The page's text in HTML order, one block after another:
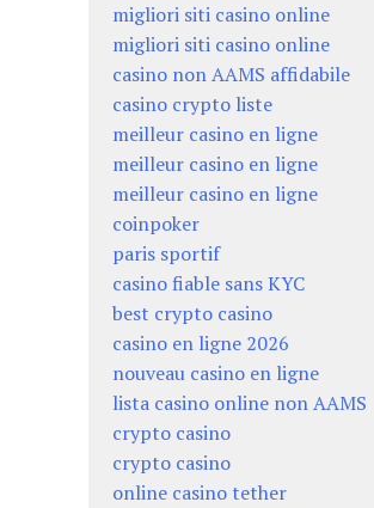
migliori siti casino online
migliori siti casino online
casino non AAMS affidabile
casino crypto liste
meilleur casino en ligne
meilleur casino en ligne
meilleur casino en ligne
coinpoker
paris sportif
casino fiable sans KYC
best crypto casino
casino en ligne 2026
nouveau casino en ligne
lista casino online non AAMS
crypto casino
crypto casino
online casino tether